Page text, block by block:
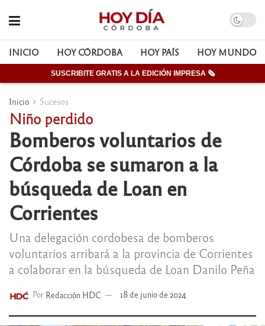
INICIO HOY CÓRDOBA HOY PAÍS HOY MUNDO
SUSCRIBITE GRATIS A LA EDICIÓN IMPRESA 🗞
Inicio Sucesos
Niño perdido
Bomberos voluntarios de
Córdoba se sumaron a la
búsqueda de Loan en
Corrientes
Una delegación cordobesa de bomberos
voluntarios arribará a la provincia de Corrientes
a colaborar en la búsqueda de Loan Danilo Peña
Por Redacción HDC 18 de junio de 2024